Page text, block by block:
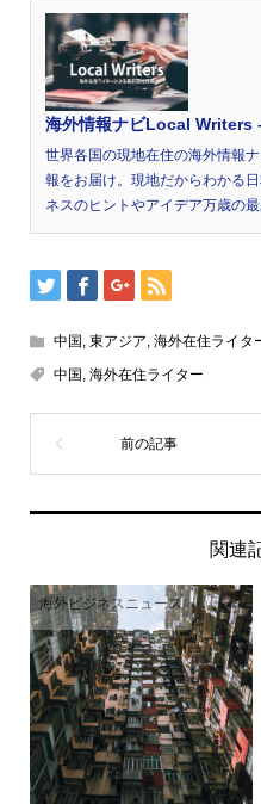
海外情報ナビLocal Writers
世界各国の現地在住の海外情報
報をお届け。現地だからわかる
ネスのヒントやアイデア万歳の最
中国 , 東アジア, 海外在住ライタ
中国 , 海外在住ライター
関連
海外ビジネスニュース